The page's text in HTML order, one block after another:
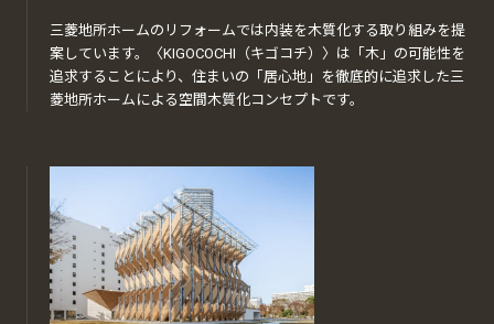
三菱地所ホームのリフォームでは内装を木質化する取り組みを提
案しています。〈KIGOCOCHI（キゴコチ）〉は「木」の可能性を
追求することにより、住まいの「居心地」を徹底的に追求した三
菱地所ホームによる空間木質化コンセプトです。